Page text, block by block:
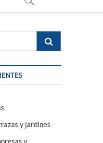
Buscar
y jardines
y